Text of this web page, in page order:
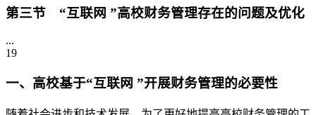
第三节 “互联网 ”高校财务管理存在的问题及优化
...
19
一、高校基于“互联网 ”开展财务管理的必要性